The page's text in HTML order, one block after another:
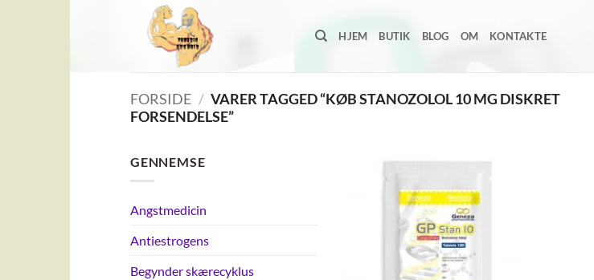
HJEM BUTIK BLOG OM KONTAKTE
FORSIDE / VARER TAGGED “KØB STANOZOLOL 10 MG DISKRET
FORSENDELSE”
GENNEMSE
Angstmedicin
Antiestrogens
Begynder skærecyklus